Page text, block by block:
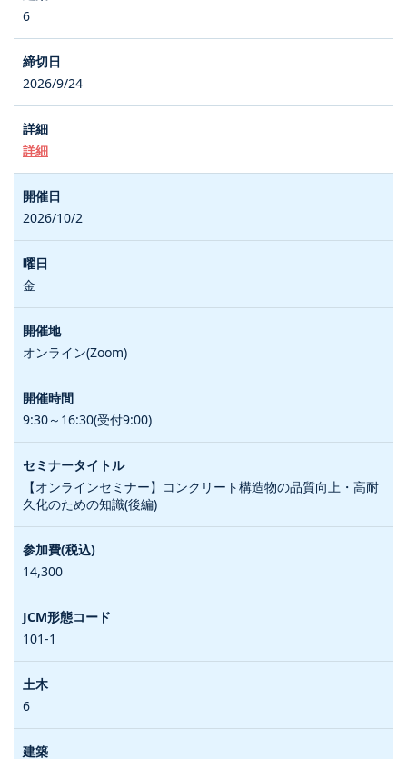
6
2026/9/24
詳細
2026/10/2
金
オンライン(Zoom)
9:30～16:30(受付9:00)
【オンラインセミナー】コンクリート構造物の品質向上・高耐
久化のための知識(後編)
14,300
101-1
6